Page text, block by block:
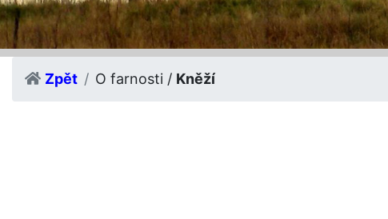
Zpět O farnosti / Kněží